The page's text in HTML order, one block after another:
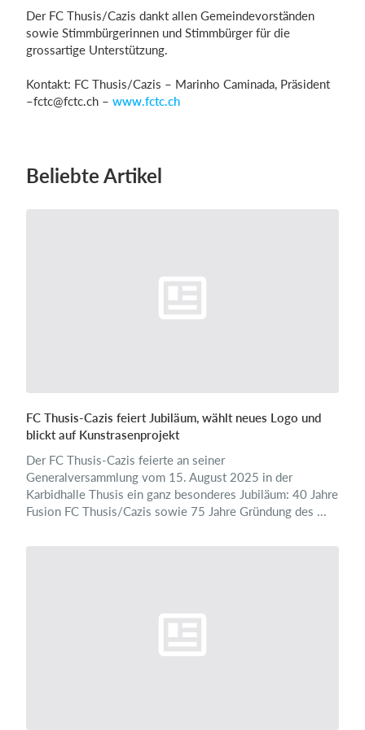
Der FC Thusis/Cazis dankt allen Gemeindevorständen
sowie Stimmbürgerinnen und Stimmbürger für die
grossartige Unterstützung.
Kontakt: FC Thusis/Cazis – Marinho Caminada, Präsident
–fctc@fctc.ch – www.fctc.ch
Beliebte Artikel
FC Thusis-Cazis feiert Jubiläum, wählt neues Logo und
blickt auf Kunstrasenprojekt
Der FC Thusis-Cazis feierte an seiner
Generalversammlung vom 15. August 2025 in der
Karbidhalle Thusis ein ganz besonderes Jubiläum: 40 Jahre
Fusion FC Thusis/Cazis sowie 75 Jahre Gründung des ...